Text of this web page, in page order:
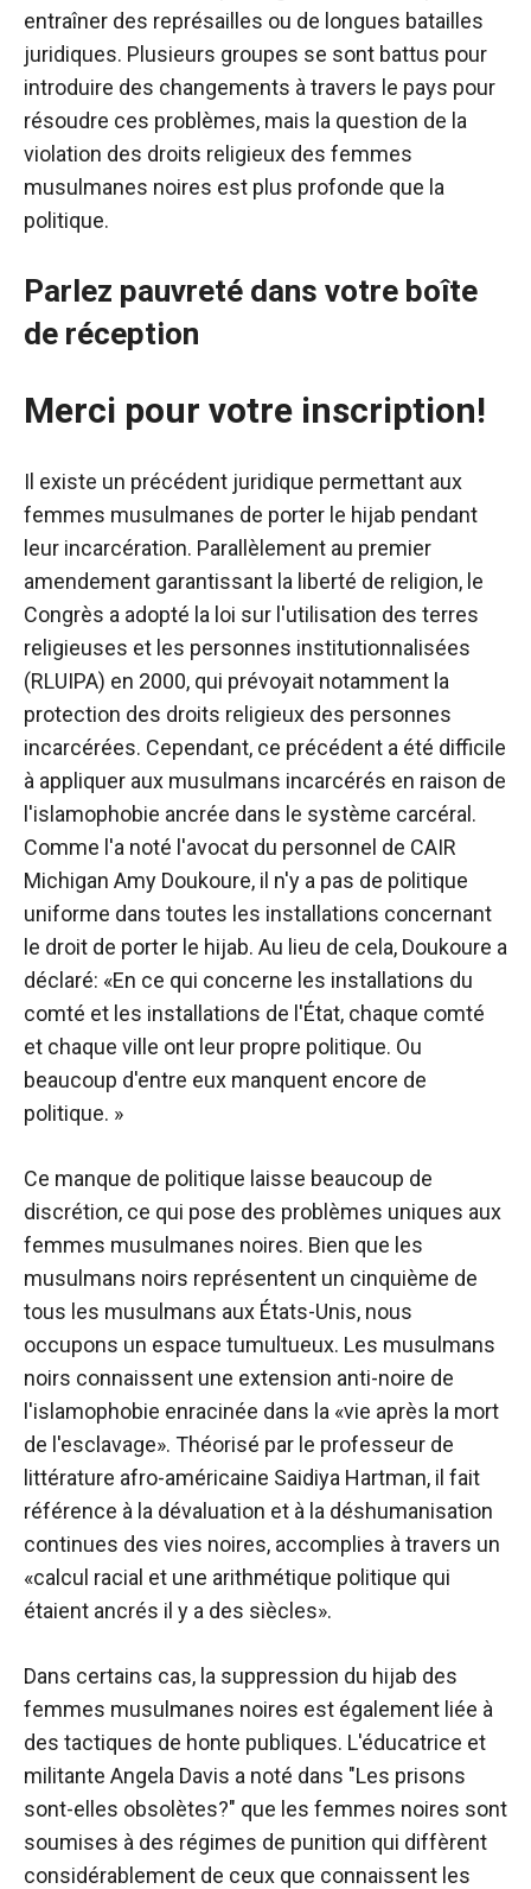
entraîner des représailles ou de longues batailles
juridiques. Plusieurs groupes se sont battus pour
introduire des changements à travers le pays pour
résoudre ces problèmes, mais la question de la
violation des droits religieux des femmes
musulmanes noires est plus profonde que la
politique.
Parlez pauvreté dans votre boîte
de réception
Merci pour votre inscription!
Il existe un précédent juridique permettant aux
femmes musulmanes de porter le hijab pendant
leur incarcération. Parallèlement au premier
amendement garantissant la liberté de religion, le
Congrès a adopté la loi sur l'utilisation des terres
religieuses et les personnes institutionnalisées
(RLUIPA) en 2000, qui prévoyait notamment la
protection des droits religieux des personnes
incarcérées. Cependant, ce précédent a été difficile
à appliquer aux musulmans incarcérés en raison de
l'islamophobie ancrée dans le système carcéral.
Comme l'a noté l'avocat du personnel de CAIR
Michigan Amy Doukoure, il n'y a pas de politique
uniforme dans toutes les installations concernant
le droit de porter le hijab. Au lieu de cela, Doukoure a
déclaré: «En ce qui concerne les installations du
comté et les installations de l'État, chaque comté
et chaque ville ont leur propre politique. Ou
beaucoup d'entre eux manquent encore de
politique. »
Ce manque de politique laisse beaucoup de
discrétion, ce qui pose des problèmes uniques aux
femmes musulmanes noires. Bien que les
musulmans noirs représentent un cinquième de
tous les musulmans aux États-Unis, nous
occupons un espace tumultueux. Les musulmans
noirs connaissent une extension anti-noire de
l'islamophobie enracinée dans la «vie après la mort
de l'esclavage». Théorisé par le professeur de
littérature afro-américaine Saidiya Hartman, il fait
référence à la dévaluation et à la déshumanisation
continues des vies noires, accomplies à travers un
«calcul racial et une arithmétique politique qui
étaient ancrés il y a des siècles».
Dans certains cas, la suppression du hijab des
femmes musulmanes noires est également liée à
des tactiques de honte publiques. L'éducatrice et
militante Angela Davis a noté dans "Les prisons
sont-elles obsolètes?" que les femmes noires sont
soumises à des régimes de punition qui diffèrent
considérablement de ceux que connaissent les